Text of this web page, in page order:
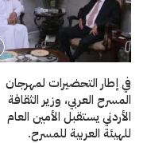
في إطار التحضيرات لمهرجان
المسرح العربي، وزير الثقافة
الأردني يستقبل الأمين العام
للهيئة العربية للمسرح.